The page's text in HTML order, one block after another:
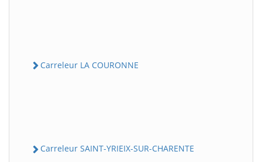
Carreleur LA COURONNE
Carreleur SAINT-YRIEIX-SUR-CHARENTE